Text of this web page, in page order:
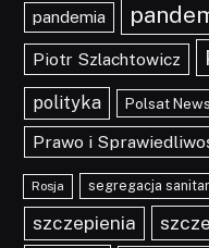
pandemia
Piotr Szlachtowicz
polityka Polsat News
Prawo i
Rosja segregacja
szczepienia